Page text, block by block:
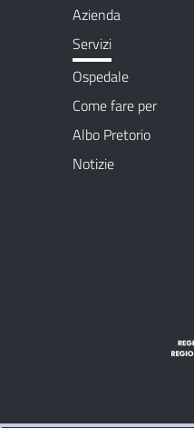
Azienda
Servizi
Ospedale
Come fare per
Albo Pretorio
Notizie